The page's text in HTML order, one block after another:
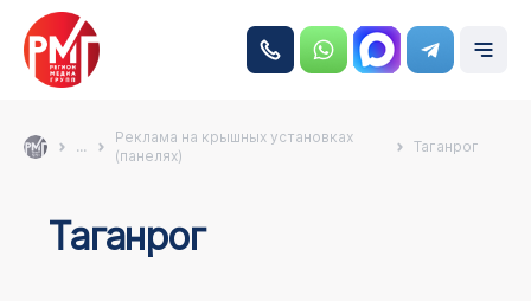
...
Реклама на крышных установках
(панелях)
Таганрог
Таганрог